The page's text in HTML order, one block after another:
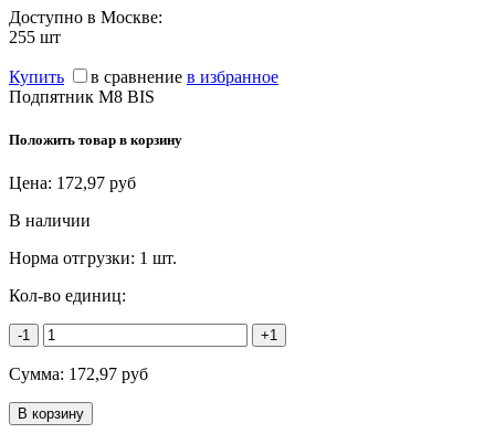
Доступно в Москве:
255 шт
Купить в сравнение в избранное
Подпятник M8 BIS
Положить товар в корзину
Цена: 172,97 руб
В наличии
Норма отгрузки: 1 шт.
Кол-во единиц:
-1 +1
Сумма: 172,97 руб